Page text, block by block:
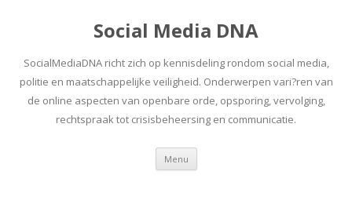
Social Media DNA
SocialMediaDNA richt zich op kennisdeling rondom social media,
politie en maatschappelijke veiligheid. Onderwerpen vari?ren van
de online aspecten van openbare orde, opsporing, vervolging,
rechtspraak tot crisisbeheersing en communicatie.
Menu Spring
inhoud